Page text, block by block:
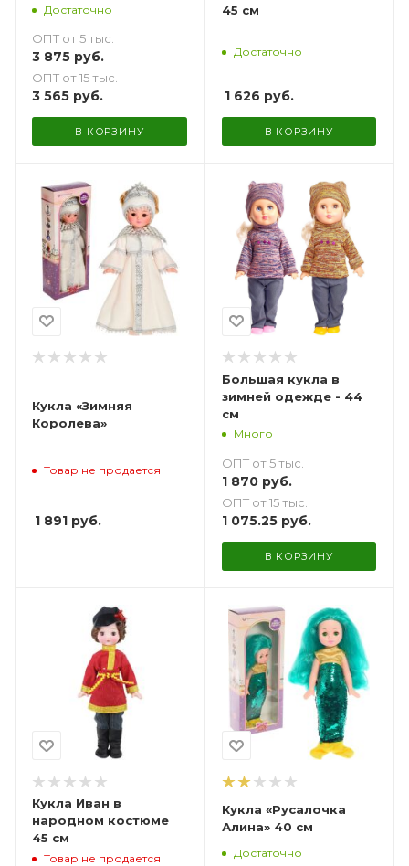
Достаточно
ОПТ от 5 тыс.
3 875 руб.
ОПТ от 15 тыс.
3 565 руб.
В КОРЗИНУ
45 см
Достаточно
1 626 руб.
В КОРЗИНУ
Кукла «Зимняя
Королева»
Товар не продается
1 891 руб.
Большая кукла в
зимней одежде - 44
см
Много
ОПТ от 5 тыс.
1 870руб.
ОПТ от 15 тыс.
1 075.25руб.
В КОРЗИНУ
Кукла Иван в
народном костюме
45 см
Товар не продается
Кукла «Русалочка
Алина» 40 см
Достаточно